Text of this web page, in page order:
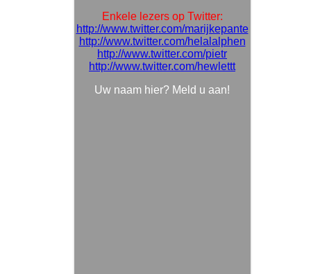
Enkele lezers op Twitter:
http://www.twitter.com/marijkepante
http://www.twitter.com/helalalphen
http://www.twitter.com/pietr
http://www.twitter.com/hewlettt
Uw naam hier? Meld u aan!